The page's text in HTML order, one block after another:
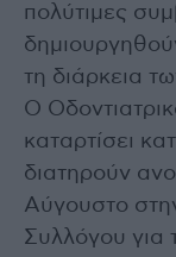
πολύτιμες
τη διάρκεια
Ο
καταρτίσει
διατηρούν
Αύγουστο
Συλλόγου για